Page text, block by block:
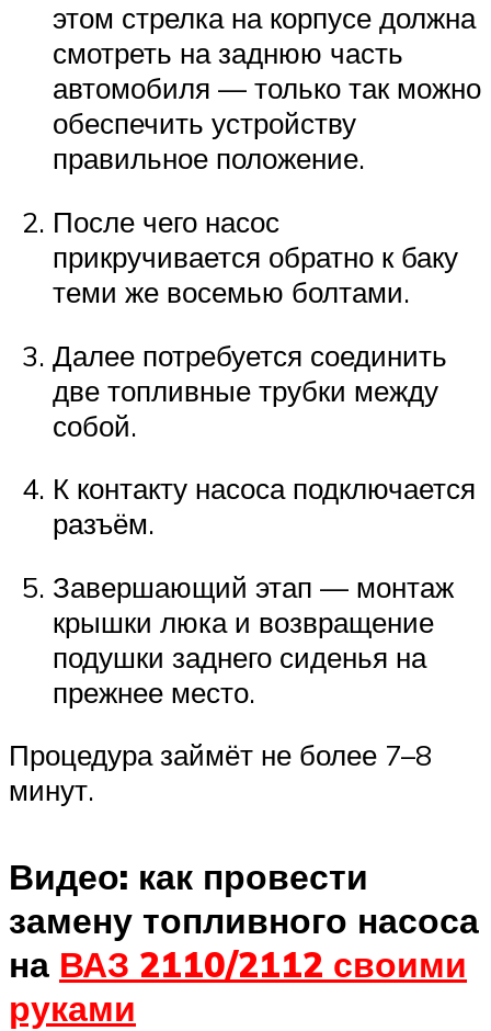
этом стрелка на корпусе должна
смотреть на заднюю часть
автомобиля — только так можно
обеспечить устройству
правильное положение.
После чего насос
прикручивается обратно к баку
теми же восемью болтами.
Далее потребуется соединить
две топливные трубки между
собой.
К контакту насоса подключается
разъём.
Завершающий этап — монтаж
крышки люка и возвращение
подушки заднего сиденья на
прежнее место.
Процедура займёт не более 7–8
минут.
Видео: как провести
замену топливного насоса
на ВАЗ 2110/2112 своими
руками